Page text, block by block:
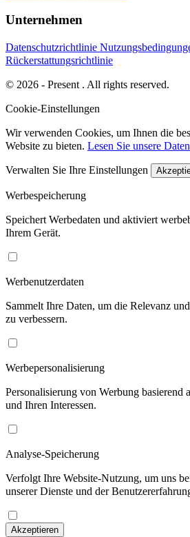
Unternehmen
Datenschutzrichtlinie
Rückerstattungsrichtlinie
© 2026 - Present . All rights reserved.
Cookie-Einstellungen
Wir verwenden Cookies, um Ihnen die
Website zu bieten. Lesen Sie unsere
Verwalten Sie Ihre Einstellungen
Werbespeicherung
Speichert Werbedaten und aktiviert
Ihrem Gerät.
Werbenutzerdaten
Sammelt Ihre Daten, um die Relevanz
zu verbessern.
Werbepersonalisierung
Personalisierung von Werbung basierend
und Ihren Interessen.
Analyse-Speicherung
Verfolgt Ihre Website-Nutzung, um uns
unserer Dienste und der
Akzeptieren